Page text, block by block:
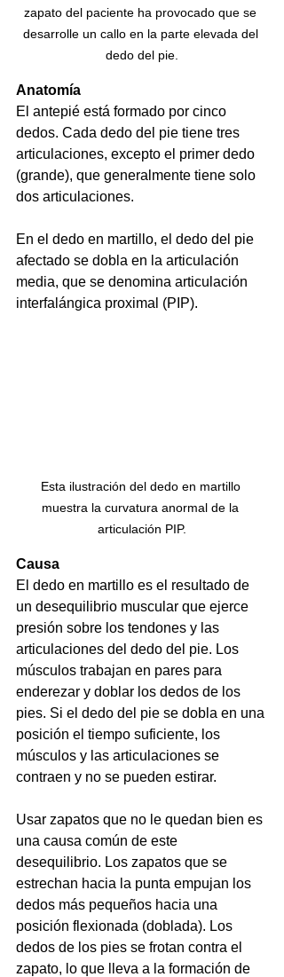
zapato del paciente ha provocado que se
desarrolle un callo en la parte elevada del
dedo del pie.
Anatomía
El antepié está formado por cinco
dedos. Cada dedo del pie tiene tres
articulaciones, excepto el primer dedo
(grande), que generalmente tiene solo
dos articulaciones.
En el dedo en martillo, el dedo del pie
afectado se dobla en la articulación
media, que se denomina articulación
interfalángica proximal (PIP).
Esta ilustración del dedo en martillo
muestra la curvatura anormal de la
articulación PIP.
Causa
El dedo en martillo es el resultado de
un desequilibrio muscular que ejerce
presión sobre los tendones y las
articulaciones del dedo del pie. Los
músculos trabajan en pares para
enderezar y doblar los dedos de los
pies. Si el dedo del pie se dobla en una
posición el tiempo suficiente, los
músculos y las articulaciones se
contraen y no se pueden estirar.
Usar zapatos que no le quedan bien es
una causa común de este
desequilibrio. Los zapatos que se
estrechan hacia la punta empujan los
dedos más pequeños hacia una
posición flexionada (doblada). Los
dedos de los pies se frotan contra el
zapato, lo que lleva a la formación de